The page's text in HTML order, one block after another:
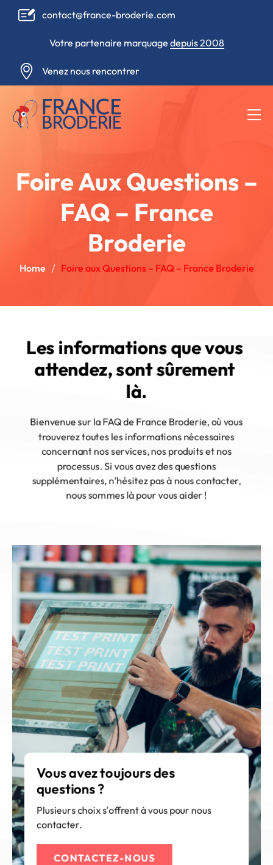
contact@france-broderie.com
Votre partenaire marquage depuis 2008
Venez nous rencontrer
Foire Aux Questions –
FAQ – France
Broderie
Home Foire aux Questions – FAQ – France Broderie
Les informations que vous
attendez, sont sûrement
là.
Bienvenue sur la FAQ de France Broderie, où vous
trouverez toutes les informations nécessaires
concernant nos services, nos produits et nos
processus. Si vous avez des questions
supplémentaires, n’hésitez pas à nous contacter,
nous sommes là pour vous aider !
Vous avez toujours des
questions ?
Plusieurs choix s'offrent à vous pour nous
contacter.
CONTACTEZ-NOUS